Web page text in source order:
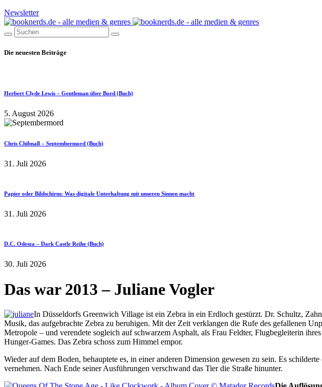
Newsletter
Die neuesten Beiträge
Herbert Clyde Lewis – Gentleman über Bord (Buch)
5. August 2026
Chris Chibnall – Septembermord (Buch)
31. Juli 2026
Papier oder Bildschirm: Was digitale Unterhaltung mit unseren Sinnen macht
31. Juli 2026
D.C. Odesza – Dark Castle Reihe (Buch)
30. Juli 2026
Das war 2013 – Juliane Vogler
In Düsseldorfs Greenwich Village ist ein Zebra in ein Erdloch gestürzt. Dr. Schultz,
Musik, das aufgebrachte Zebra zu beruhigen. Mit der Zeit verklangen die Rufe des gefallenen
Metropole – und verendete sogleich auf schwarzem Asphalt, als Frau Feldter, Flugbegleiterin
Hunger-Games. Das Zebra schoss zum Himmel empor.
Wieder auf dem Boden, behauptete es, in einer anderen Dimension gewesen zu sein. Es
vernehmen. Nach Ende seiner Ausführungen verschwand das Tier die Straße hinunter.